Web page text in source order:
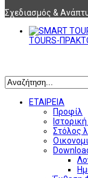
Σχεδιασμός &
TOURS-
ΕΤΑΙΡΕΙΑ
Προφίλ
Στόλος